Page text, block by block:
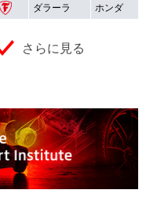
ダラーラ ホンダ
さらに見る